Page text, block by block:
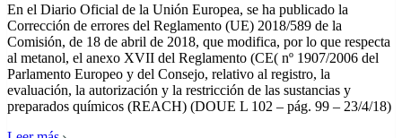
En el Diario Oficial de la Unión Europea, se ha publicado la
Corrección de errores del Reglamento (UE) 2018/589 de la
Comisión, de 18 de abril de 2018, que modifica, por lo que respecta
al metanol, el anexo XVII del Reglamento (CE( nº 1907/2006 del
Parlamento Europeo y del Consejo, relativo al registro, la
evaluación, la autorización y la restricción de las sustancias y
preparados químicos (REACH) (DOUE L 102 – pág. 99 – 23/4/18)